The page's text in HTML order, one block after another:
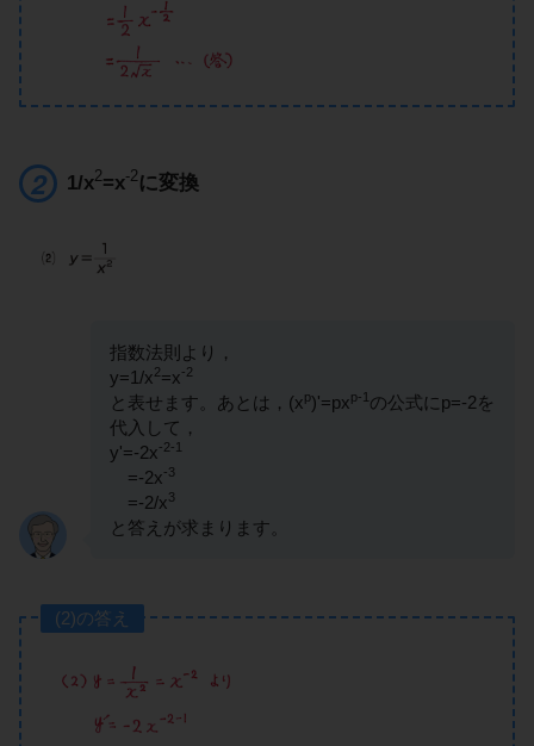
1/x2=x-2に変換
指数法則より，
y=1/x2=x-2
と表せます。あとは，(xp)'=pxp-1 の公式にp=-2を
代入して，
y'=-2x-2-1
=-2x-3
=-2/x3
と答えが求まります。
(2)の答え